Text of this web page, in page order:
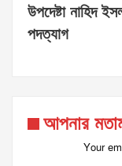
উপদেষ্টা নাহিদ
পদত্যাগ
আপনার
Your